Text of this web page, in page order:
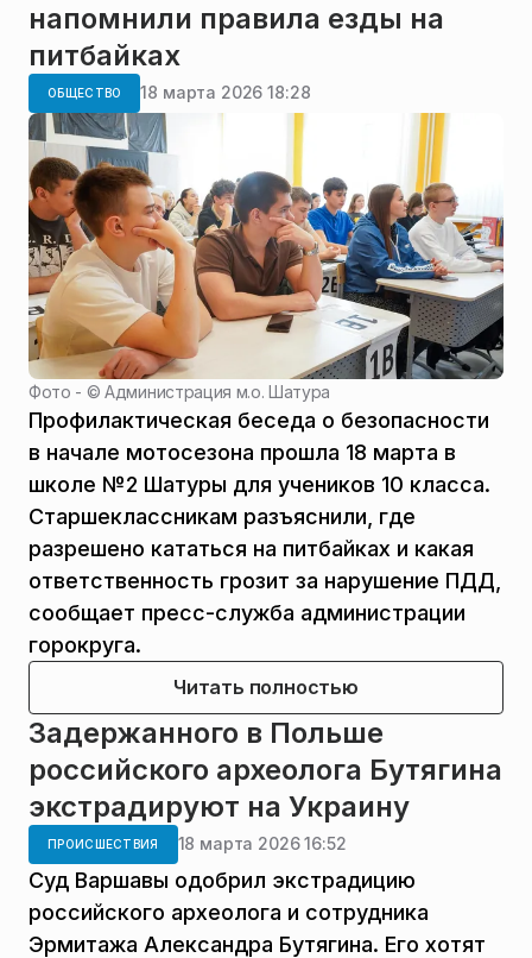
напомнили правила езды на
питбайках
ОБЩЕСТВО 18 марта 2026 18:28
Фото - ©Администрация м.о. Шатура
Профилактическая беседа о безопасности
в начале мотосезона прошла 18 марта в
школе №2 Шатуры для учеников 10 класса.
Старшеклассникам разъяснили, где
разрешено кататься на питбайках и какая
ответственность грозит за нарушение ПДД,
сообщает пресс-служба администрации
горокруга.
Читать полностью
Задержанного в Польше
российского археолога Бутягина
экстрадируют на Украину
ПРОИСШЕСТВИЯ 18 марта 2026 16:52
Суд Варшавы одобрил экстрадицию
российского археолога и сотрудника
Эрмитажа Александра Бутягина. Его хотят